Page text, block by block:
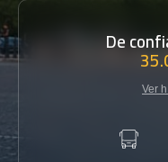
De
Ver